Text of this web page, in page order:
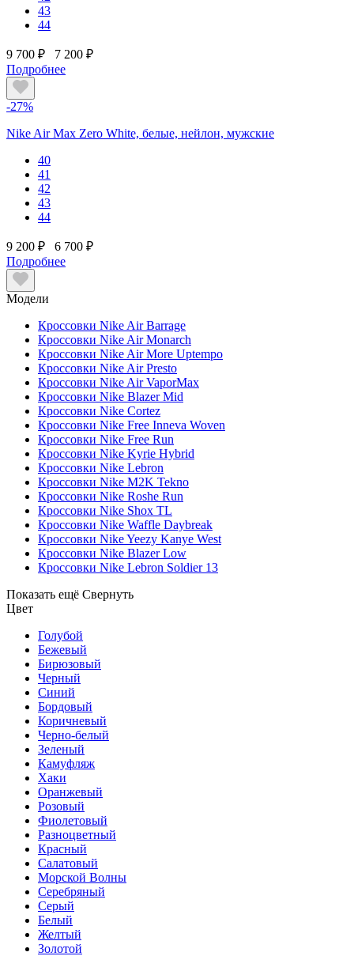
43
44
9 700 ₽
7 200 ₽
Подробнее
-27%
Nike Air Max Zero White, белые, нейлон, мужские
40
41
42
43
44
9 200 ₽
6 700 ₽
Подробнее
Модели
Кроссовки Nike Air Barrage
Кроссовки Nike Air Monarch
Кроссовки Nike Air More Uptempo
Кроссовки Nike Air Presto
Кроссовки Nike Air VaporMax
Кроссовки Nike Blazer Mid
Кроссовки Nike Cortez
Кроссовки Nike Free Inneva Woven
Кроссовки Nike Free Run
Кроссовки Nike Kyrie Hybrid
Кроссовки Nike Lebron
Кроссовки Nike M2K Tekno
Кроссовки Nike Roshe Run
Кроссовки Nike Shox TL
Кроссовки Nike Waffle Daybreak
Кроссовки Nike Yeezy Kanye West
Кроссовки Nike Blazer Low
Кроссовки Nike Lebron Soldier 13
Показать ещё Свернуть
Цвет
Голубой
Бежевый
Бирюзовый
Черный
Синий
Бордовый
Коричневый
Черно-белый
Зеленый
Камуфляж
Хаки
Оранжевый
Розовый
Фиолетовый
Разноцветный
Красный
Салатовый
Морской Волны
Серебряный
Серый
Белый
Желтый
Золотой